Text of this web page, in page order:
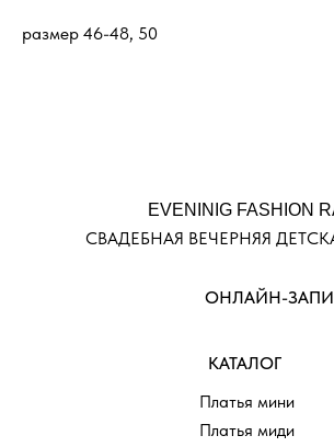
размер 46-48, 50
ОНЛАЙН-
КАТАЛОГ
Платья мини
Платья миди
EVENINIG FASHION
СВАДЕБНАЯ ВЕЧЕРНЯЯ